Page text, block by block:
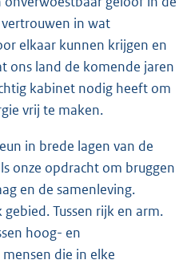
in wat
elkaar kunnen krijgen en
ons land de komende jaren
kabinet nodig heeft om
vrij te maken.
in brede lagen van de
onze opdracht om bruggen
en de samenleving.
Tussen rijk en arm.
hoog- en
die in elke